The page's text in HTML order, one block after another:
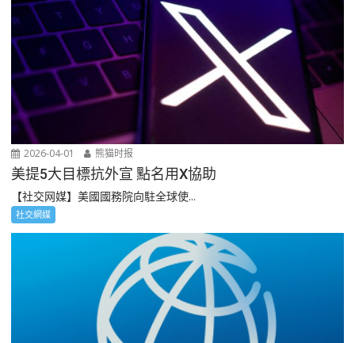
2026-04-01 熊猫时报
美提5大目標抗外宣 點名用X協助
【社交网媒】美國國務院向駐全球使...
社交網媒